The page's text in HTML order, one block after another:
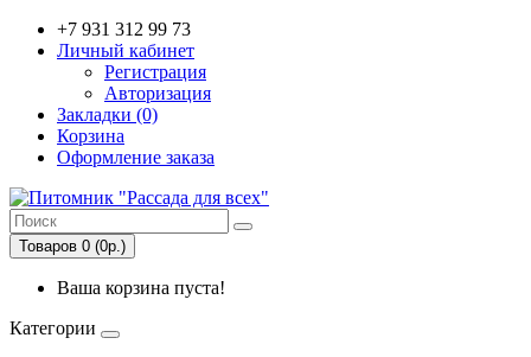
+7 931 312 99 73
Личный кабинет
Регистрация
Авторизация
Закладки (0)
Корзина
Оформление заказа
Товаров 0 (0р.)
Ваша корзина пуста!
Категории